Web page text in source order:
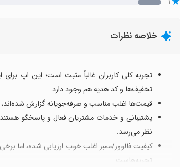
خلاصه نظرات
تجربه کلی کاربران غالباً مثبت است؛ این اپ برای
تخفیف‌ها و کد هدیه هم وجود دارد.
قیمت‌ها اغلب مناسب و صرفه‌جویانه گزارش شده‌اند،
پشتیبانی و خدمات مشتریان فعال و پاسخگو
نظر می‌رسد.
کیفیت فالوور/ممبر اغلب خوب ارزیابی شده، اما
تجربه‌هاست.